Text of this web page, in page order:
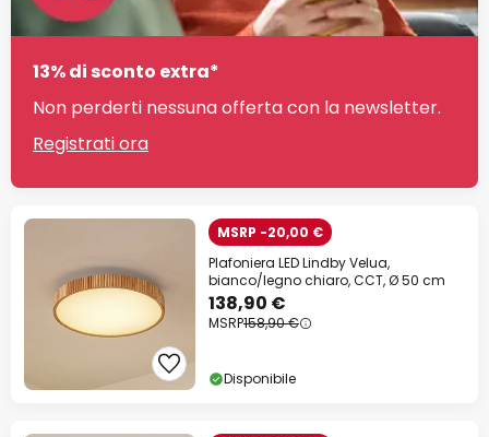
13% di sconto extra*
Non perderti nessuna offerta con la newsletter.
Registrati ora
MSRP -20,00 €
Plafoniera LED Lindby Velua,
bianco/legno chiaro, CCT, Ø 50 cm
138,90 €
MSRP158,90 €
Disponibile